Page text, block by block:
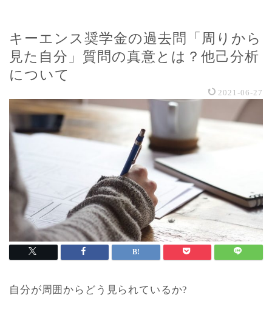
キーエンス奨学金の過去問「周りから
見た自分」質問の真意とは？他己分析
について
2021-06-27
自分が周囲からどう見られているか?